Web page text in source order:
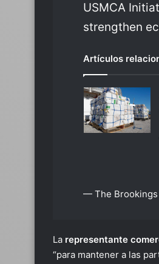
USMCA
strengthen
Artículos
— The Brookings
La representante
“para mantener a las